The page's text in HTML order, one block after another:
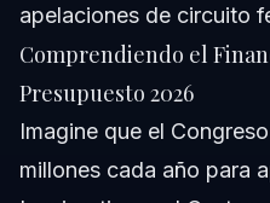
apelaciones de circuito
Comprendiendo el
Presupuesto 2026
Imagine que el
millones cada año para